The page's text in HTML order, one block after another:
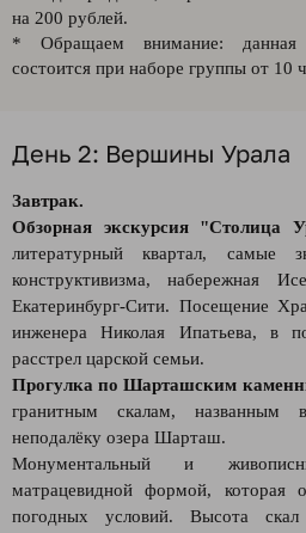
на 200 рублей.
* Обращаем внимание: данная
состоится при наборе группы от 10
День 2: Вершины Урала
Завтрак.
Обзорная экскурсия "Столица
литературный квартал, самые
конструктивизма, набережная
Екатеринбург-Сити. Посещение
инженера Николая Ипатьева, в
расстрел царской семьи.
Прогулка по Шарташским
гранитным скалам, названным
неподалёку озера Шарташ.
Монументальный и
матрацевидной формой, которая
погодных условий. Высота